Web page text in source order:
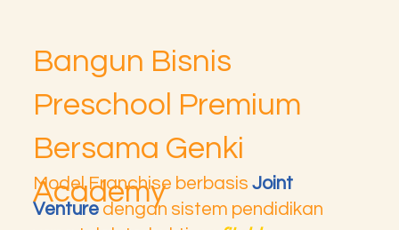
Bangun Bisnis
Preschool Premium
Bersama Genki
Academy
Model Franchise berbasisJoint
Venture dengan sistem pendidikan